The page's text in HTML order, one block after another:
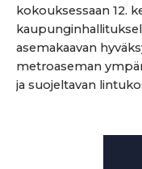
kokouksessaan 12.
asemakaavan
metroaseman
ja suojeltavan